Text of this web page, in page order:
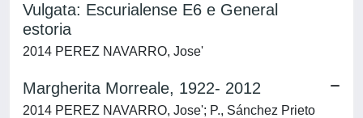
Vulgata: Escurialense E6 e General
estoria
2014 PEREZ NAVARRO, Jose'
Margherita Morreale, 1922- 2012
2014 PEREZ NAVARRO, Jose'; P., Sánchez Prieto